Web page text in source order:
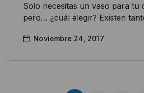
Solo necesitas un vaso para tu
pero… ¿cuál elegir? Existen
Noviembre 24, 2017